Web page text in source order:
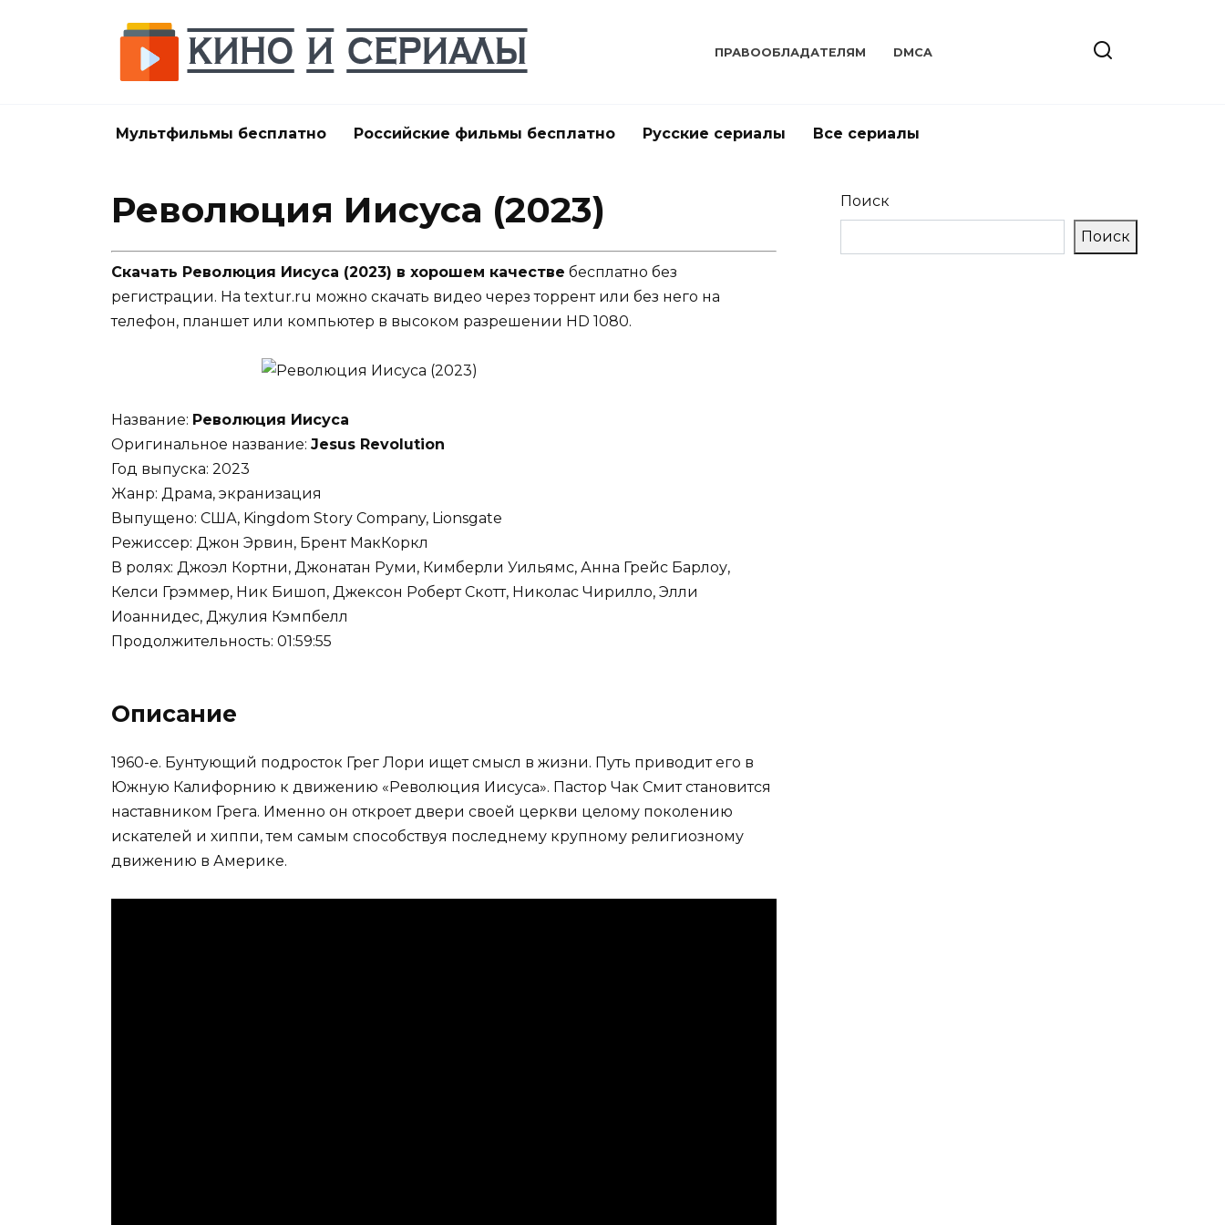
ПРАВООБЛАДАТЕЛЯМ DMCA
Мультфильмы бесплатно Российские фильмы бесплатно Русские сериалы Все сериалы
Революция Иисуса (2023)
Скачать Революция Иисуса (2023) в хорошем качестве бесплатно без
регистрации. На textur.ru можно скачать видео через торрент или без него на
телефон, планшет или компьютер в высоком разрешении HD 1080.
Название: Революция Иисуса
Оригинальное название: Jesus Revolution
Год выпуска: 2023
Жанр: Драма, экранизация
Выпущено: США, Kingdom Story Company, Lionsgate
Режиссер: Джон Эрвин, Брент МакКоркл
В ролях: Джоэл Кортни, Джонатан Руми, Кимберли Уильямс, Анна Грейс Барлоу,
Келси Грэммер, Ник Бишоп, Джексон Роберт Скотт, Николас Чирилло, Элли
Иоаннидес, Джулия Кэмпбелл
Продолжительность: 01:59:55
Описание
1960-е. Бунтующий подросток Грег Лори ищет смысл в жизни. Путь приводит его в
Южную Калифорнию к движению «Революция Иисуса». Пастор Чак Смит становится
наставником Грега. Именно он откроет двери своей церкви целому поколению
искателей и хиппи, тем самым способствуя последнему крупному религиозному
движению в Америке.
Поиск
Поиск